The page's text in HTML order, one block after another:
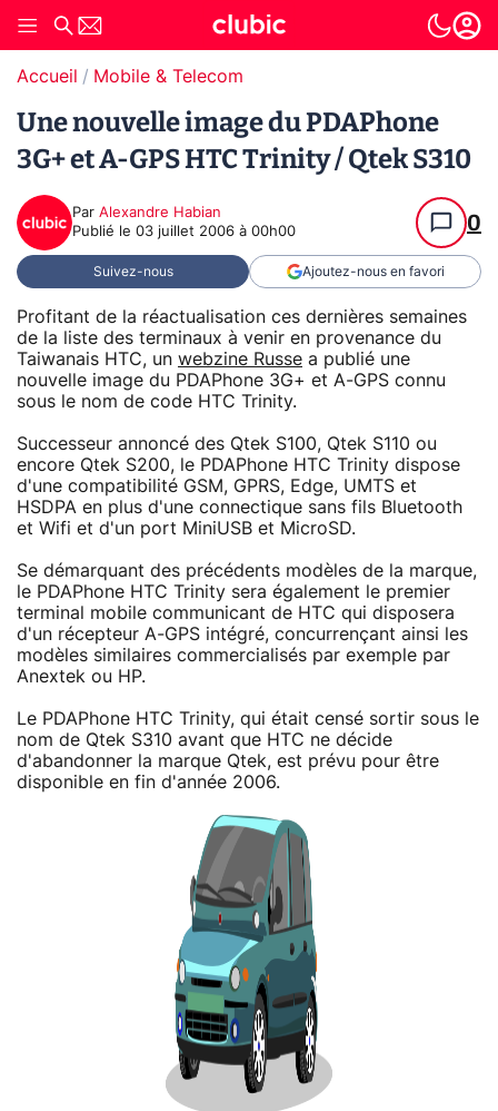
Accueil Mobile & Telecom
Une nouvelle image du PDAPhone
3G+ et A-GPS HTC Trinity / Qtek S310
Par Alexandre Habian
Publié le 03 juillet 2006 à 00h00 0
Suivez-nous Ajoutez-nous en favori
Profitant de la réactualisation ces dernières semaines
de la liste des terminaux à venir en provenance du
Taiwanais HTC, un webzine Russe a publié une
nouvelle image du PDAPhone 3G+ et A-GPS connu
sous le nom de code HTC Trinity.
Successeur annoncé des Qtek S100, Qtek S110 ou
encore Qtek S200, le PDAPhone HTC Trinity dispose
d'une compatibilité GSM, GPRS, Edge, UMTS et
HSDPA en plus d'une connectique sans fils Bluetooth
et Wifi et d'un port MiniUSB et MicroSD.
Se démarquant des précédents modèles de la marque,
le PDAPhone HTC Trinity sera également le premier
terminal mobile communicant de HTC qui disposera
d'un récepteur A-GPS intégré, concurrençant ainsi les
modèles similaires commercialisés par exemple par
Anextek ou HP.
Le PDAPhone HTC Trinity, qui était censé sortir sous le
nom de Qtek S310 avant que HTC ne décide
d'abandonner la marque Qtek, est prévu pour être
disponible en fin d'année 2006.